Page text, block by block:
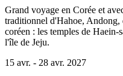
Grand voyage en Corée et
traditionnel d'Hahoe, Andong,
coréen : les temples de
l'île de Jeju.
15 avr. - 28 avr. 2027